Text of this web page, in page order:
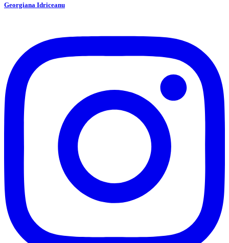
Georgiana Idriceanu